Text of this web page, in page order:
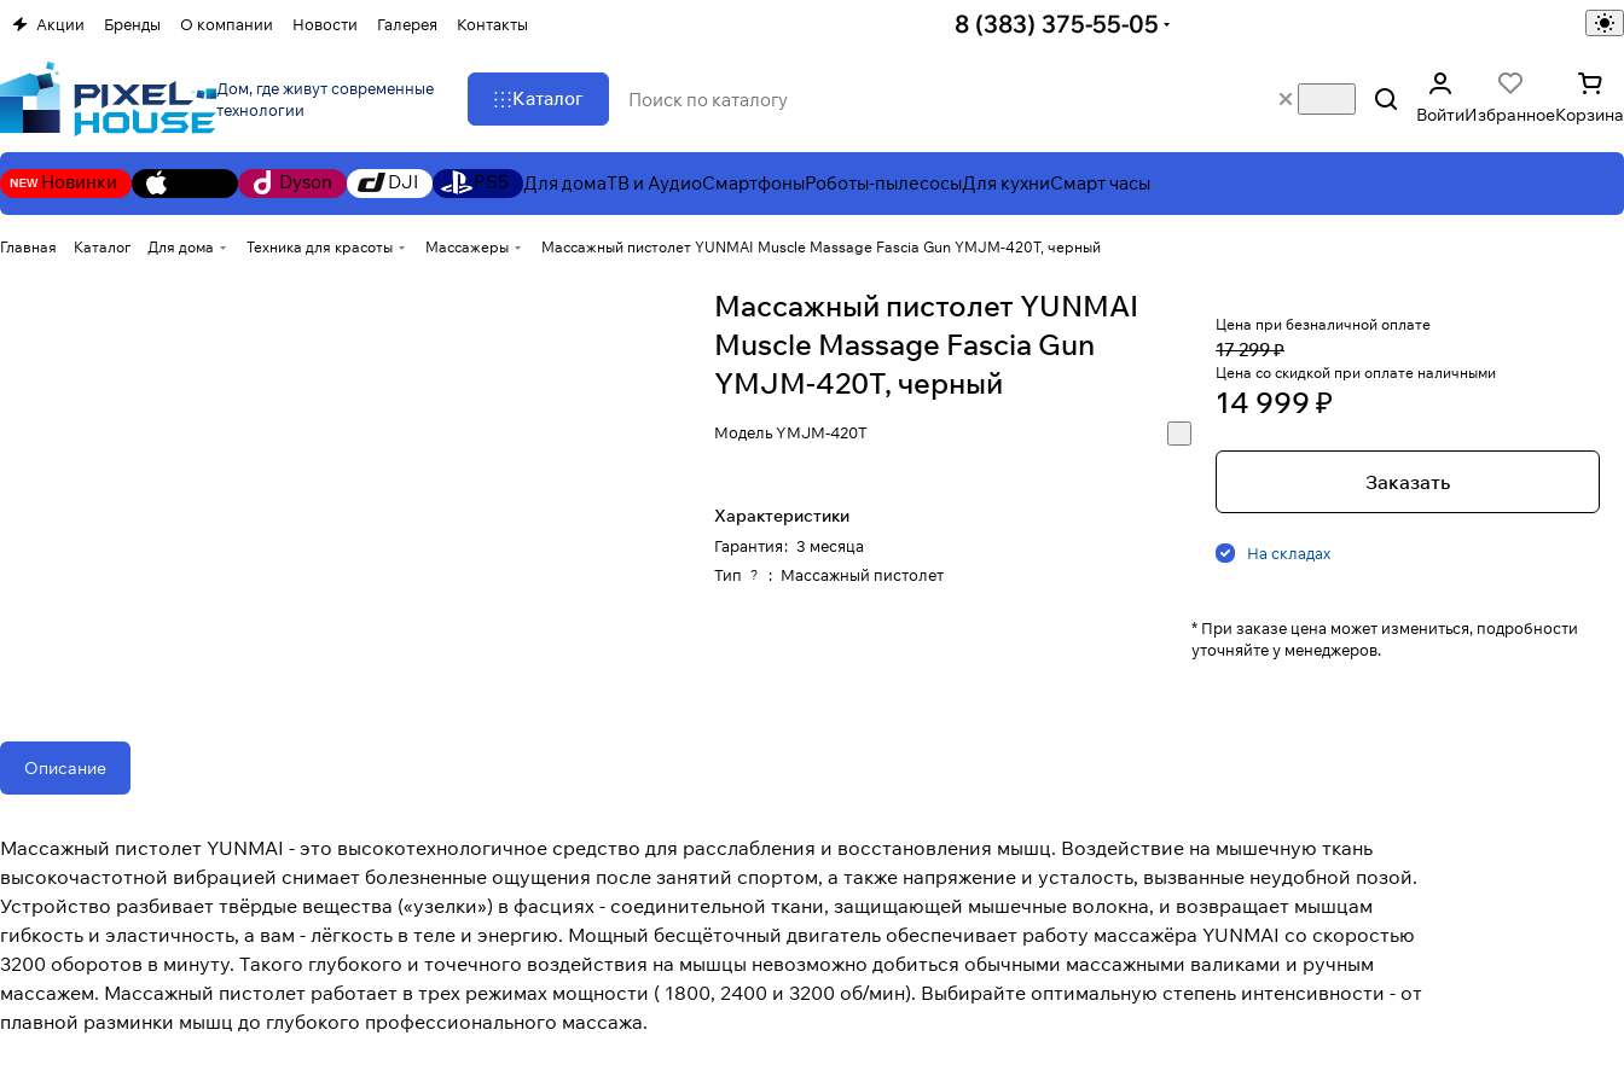
Акции Бренды О компании Новости Галерея Контакты 8 (383) 375-55-05
Дом, где живут современные
технологии
Каталог
ВойтиИзбранноеКорзина
Новинки Dyson DJI PS5 Для домаТВ и АудиоСмартфоныРоботы-пылесосыДля кухниСмарт часы
Главная Каталог Для дома Техника для красоты Массажеры Массажный пистолет YUNMAI Muscle Massage Fascia Gun YMJM-420T, черный
Массажный пистолет YUNMAI
Muscle Massage Fascia Gun
YMJM-420T, черный
МодельYMJM-420T
Характеристики
Гарантия: 3 месяца
Тип ? : Массажный пистолет
Цена при безналичной оплате
17 299 ₽
Цена со скидкой при оплате наличными
14 999 ₽
Заказать
На складах
* При заказе цена может измениться, подробности
уточняйте у менеджеров.
Описание
Массажный пистолет YUNMAI - это высокотехнологичное средство для расслабления и восстановления мышц. Воздействие на мышечную ткань
высокочастотной вибрацией снимает болезненные ощущения после занятий спортом, а также напряжение и усталость, вызванные неудобной позой.
Устройство разбивает твёрдые вещества («узелки») в фасциях - соединительной ткани, защищающей мышечные волокна, и возвращает мышцам
гибкость и эластичность, а вам - лёгкость в теле и энергию. Мощный бесщёточный двигатель обеспечивает работу массажёра YUNMAI со скоростью
3200 оборотов в минуту. Такого глубокого и точечного воздействия на мышцы невозможно добиться обычными массажными валиками и ручным
массажем. Массажный пистолет работает в трех режимах мощности ( 1800, 2400 и 3200 об/мин). Выбирайте оптимальную степень интенсивности - от
плавной разминки мышц до глубокого профессионального массажа.